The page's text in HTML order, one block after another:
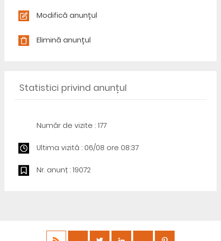
Modifică anunțul
Elimină anunțul
Statistici privind anunțul
Număr de vizite : 177
Ultima vizită : 06/08 ore 08:37
Nr. anunț : 19072